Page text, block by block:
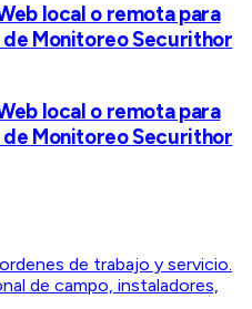
local o remota para
Monitoreo Securithor
local o remota para
Monitoreo Securithor